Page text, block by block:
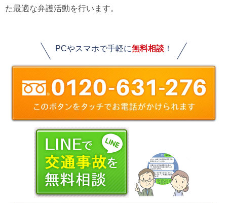
た最適な弁護活動を行います。
PCやスマホで手軽に無料相談！